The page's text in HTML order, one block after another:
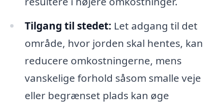
Tilgang til stedet: Let adgang til det
område, hvor jorden skal hentes, kan
reducere omkostningerne, mens
vanskelige forhold såsom smalle veje
eller begrænset plads kan øge